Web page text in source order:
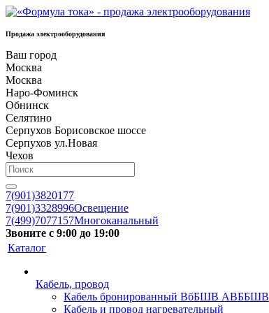
Продажа электрооборудования
Ваш город
Москва
Москва
Наро-Фоминск
Обнинск
Селятино
Серпухов Борисовское шоссе
Серпухов ул.Новая
Чехов
7(901)3820177
7(901)3328996Освещение
7(499)7077157Многоканальный
Звоните с 9:00 до 19:00
Каталог
Кабель, провод
Кабель бронированный ВбБШВ АВББШВ
Кабель и провод нагревательный